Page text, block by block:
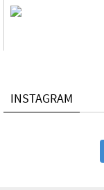
INSTAGRAM